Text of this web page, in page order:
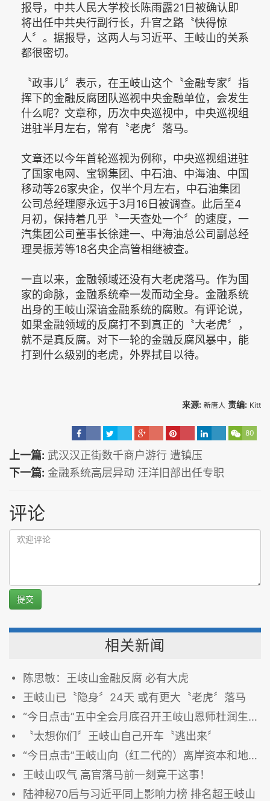
报导，中共人民大学校长陈雨露21日被确认即
将出任中共央行副行长，升官之路〝快得惊
人〞。据报导，这两人与习近平、王岐山的关系
都很密切。
〝政事儿〞表示，在王岐山这个〝金融专家〞指
挥下的金融反腐团队巡视中央金融单位，会发生
什么呢？文章称，历次中央巡视中，中央巡视组
进驻半月左右，常有〝老虎〞落马。
文章还以今年首轮巡视为例称，中央巡视组进驻
了国家电网、宝钢集团、中石油、中海油、中国
移动等26家央企，仅半个月左右，中石油集团
公司总经理廖永远于3月16日被调查。此后至4
月初，保持着几乎〝一天查处一个〞的速度，一
汽集团公司董事长徐建一、中海油总公司副总经
理吴振芳等18名央企高管相继被查。
一直以来，金融领域还没有大老虎落马。作为国
家的命脉，金融系统牵一发而动全身。金融系统
出身的王岐山深谙金融系统的腐败。有评论说，
如果金融领域的反腐打不到真正的〝大老虎〞，
就不是真反腐。对下一轮的金融反腐风暴中，能
打到什么级别的老虎，外界拭目以待。
来源: 新唐人 责编: Kitt
80
上一篇: 武汉汉正街数千商户游行 遭镇压
下一篇: 金融系统高层异动 汪洋旧部出任专职
评论
提交
相关新闻
陈思敏：王岐山金融反腐 必有大虎
王岐山已〝隐身〞24天 或有更大〝老虎〞落马
“今日点击”五中全会月底召开王岐山恩师杜润生病逝
〝太想你们〞王岐山自己开车〝逃出来〞
“今日点击”王岐山向（红二代的）离岸资本和地下钱庄下手？
王岐山叹气 高官落马前一刻竟干这事！
陆神秘70后与习近平同上影响力榜 排名超王岐山